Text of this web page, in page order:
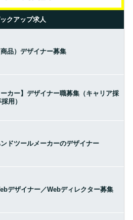
クアップ求人
品）デザイナー募集
ーカー】デザイナー職募集（キャリア採
用）
ンドツールメーカーのデザイナー
デザイナー／Webディレクター募集